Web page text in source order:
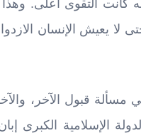
كانت التقوى أعلى. وهذا
لا يعيش الإنسان
مسألة قبول الآخر،
الإسلامية الكبرى